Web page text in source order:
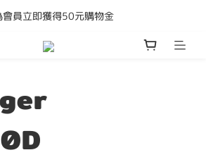
任何產品即享全港免運費
會員立即獲得50元購物金
任何產品即享全港免運費